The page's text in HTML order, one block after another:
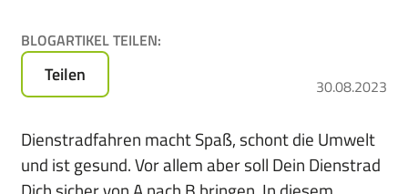
für
Leasen
E-
Bikes,
Pedelecs
BLOGARTIKEL TEILEN:
Teilen 30.08.2023
Dienstradfahren macht Spaß, schont die Umwelt
und ist gesund. Vor allem aber soll Dein Dienstrad